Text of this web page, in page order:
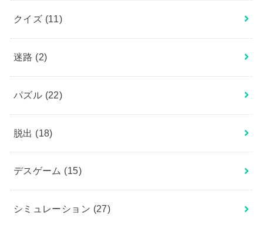
クイズ (11)
迷路 (2)
パズル (22)
脱出 (18)
デスゲーム (15)
シミュレーション (27)